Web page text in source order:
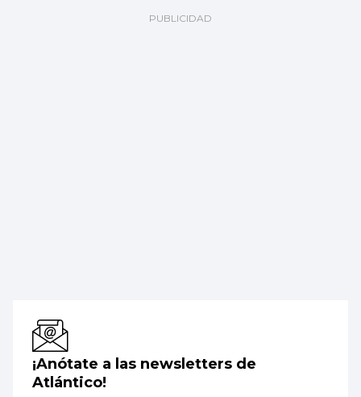
¡Anótate a las newsletters de
Atlántico!